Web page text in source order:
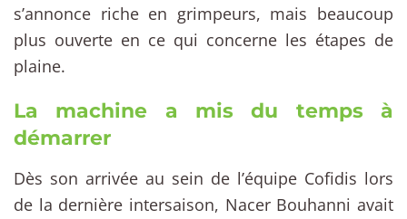
s’annonce riche en grimpeurs, mais beaucoup
plus ouverte en ce qui concerne les étapes de
plaine.
La machine a mis du temps à
démarrer
Dès son arrivée au sein de l’équipe Cofidis lors
de la dernière intersaison, Nacer Bouhanni avait